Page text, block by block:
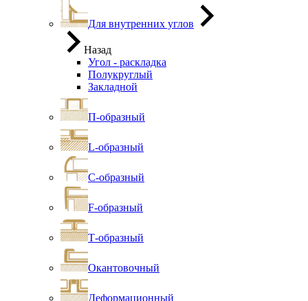
Для внутренних углов
Назад
Угол - раскладка
Полукруглый
Закладной
П-образный
L-образный
С-образный
F-образный
Т-образный
Окантовочный
Деформационный